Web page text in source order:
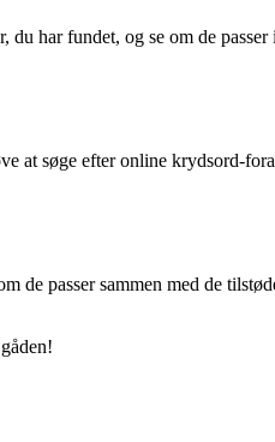
har fundet, og se om de
at søge efter online krydsord-
de passer sammen med de